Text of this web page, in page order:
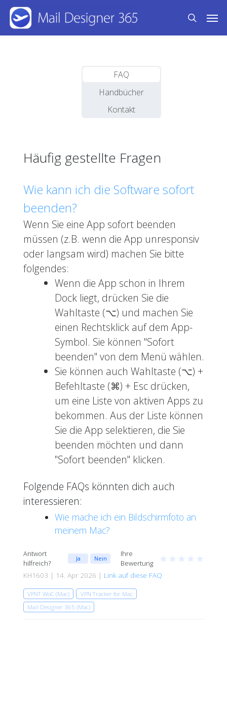
Skip
main
search
FAQ
Handbücher
Kontakt
Häufig gestellte Fragen
Wie kann ich die Software sofort
beenden?
Wenn Sie eine App sofort beenden
müssen (z.B. wenn die App unresponsiv
oder langsam wird) machen Sie bitte
folgendes:
Wenn die App schon in Ihrem
Dock liegt, drücken Sie die
Wahltaste (⌥) und machen Sie
einen Rechtsklick auf dem App-
Symbol. Sie können "Sofort
beenden" von dem Menü wählen.
Sie können auch Wahltaste (⌥) +
Befehltaste (⌘) + Esc drücken,
um eine Liste von aktiven Apps zu
bekommen. Aus der Liste können
Sie die App selektieren, die Sie
beenden möchten und dann
"Sofort beenden" klicken.
Folgende FAQs könnten dich auch
interessieren:
Wie mache ich ein Bildschirmfoto an
meinem Mac?
Antwort
hilfreich?
Ja Nein
Ihre
Bewertung
★ ★ ★ ★ ★
KH1603 | 14. Apr 2026 | Link auf diese FAQ
VPNT WoC (Mac)
VPN Tracker for Mac
Mail Designer 365 (Mac)